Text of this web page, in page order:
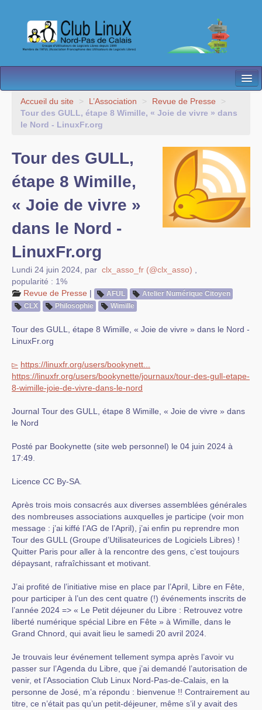
L’Association
Nos Activités
Les antennes
Accueil du site > L’Association > Revue de Presse
>
Tour des GULL, étape 8 Wimille, « Joie de vivre » dans
le Nord - LinuxFr.org
Tour des GULL,
étape 8 Wimille,
« Joie de vivre »
dans le Nord -
LinuxFr.org
Lundi 24 juin 2024 par clx_asso_fr (@clx_asso)
popularité : 1%
Revue de Presse | AFUL
Atelier Numérique Citoyen
CLX
Philosophie Wimille
Tour des GULL, étape 8 Wimille, « Joie de vivre » dans le Nord -
LinuxFr.org
▻ https://linuxfr.org/users/bookynett...
https://linuxfr.org/users/bookynette/journaux/tour-des-gull-etape-
8-wimille-joie-de-vivre-dans-le-nord
Journal Tour des GULL, étape 8 Wimille, « Joie de vivre » dans
le Nord
Posté par Bookynette (site web personnel) le 04 juin 2024 à
17:49.
Licence CC By‑SA.
Après trois mois consacrés aux diverses assemblées générales
des nombreuses associations auxquelles je participe (voir mon
message : j’ai kiffé l’AG de l’April), j’ai enfin pu reprendre mon
Tour des GULL (Groupe d’Utilisateurices de Logiciels Libres) !
Quitter Paris pour aller à la rencontre des gens, c’est toujours
dépaysant, rafraîchissant et motivant.
J’ai profité de l’initiative mise en place par l’April, Libre en Fête,
pour participer à l’un des cent quatre (!) événements inscrits de
l’année 2024 => « Le Petit déjeuner du Libre : Retrouvez votre
liberté numérique spécial Libre en Fête » à Wimille, dans le
Grand Chnord, qui avait lieu le samedi 20 avril 2024.
Je trouvais leur événement tellement sympa après l’avoir vu
passer sur l’Agenda du Libre, que j’ai demandé l’autorisation de
venir, et l’Association Club Linux Nord-Pas-de-Calais, en la
personne de José, m’a répondu : bienvenue !! Contrairement au
titre, ce n’était pas qu’un petit-déjeuner, même s’il y avait des